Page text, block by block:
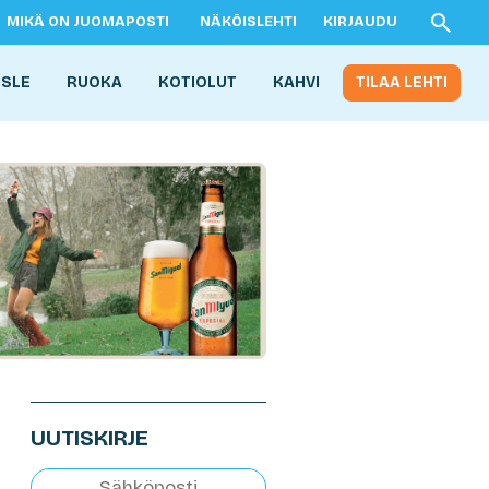
MIKÄ ON JUOMAPOSTI NÄKÖISLEHTI KIRJAUDU
RUOKA KOTIOLUT KAHVI TILAA LEHTI
UUTISKIRJE